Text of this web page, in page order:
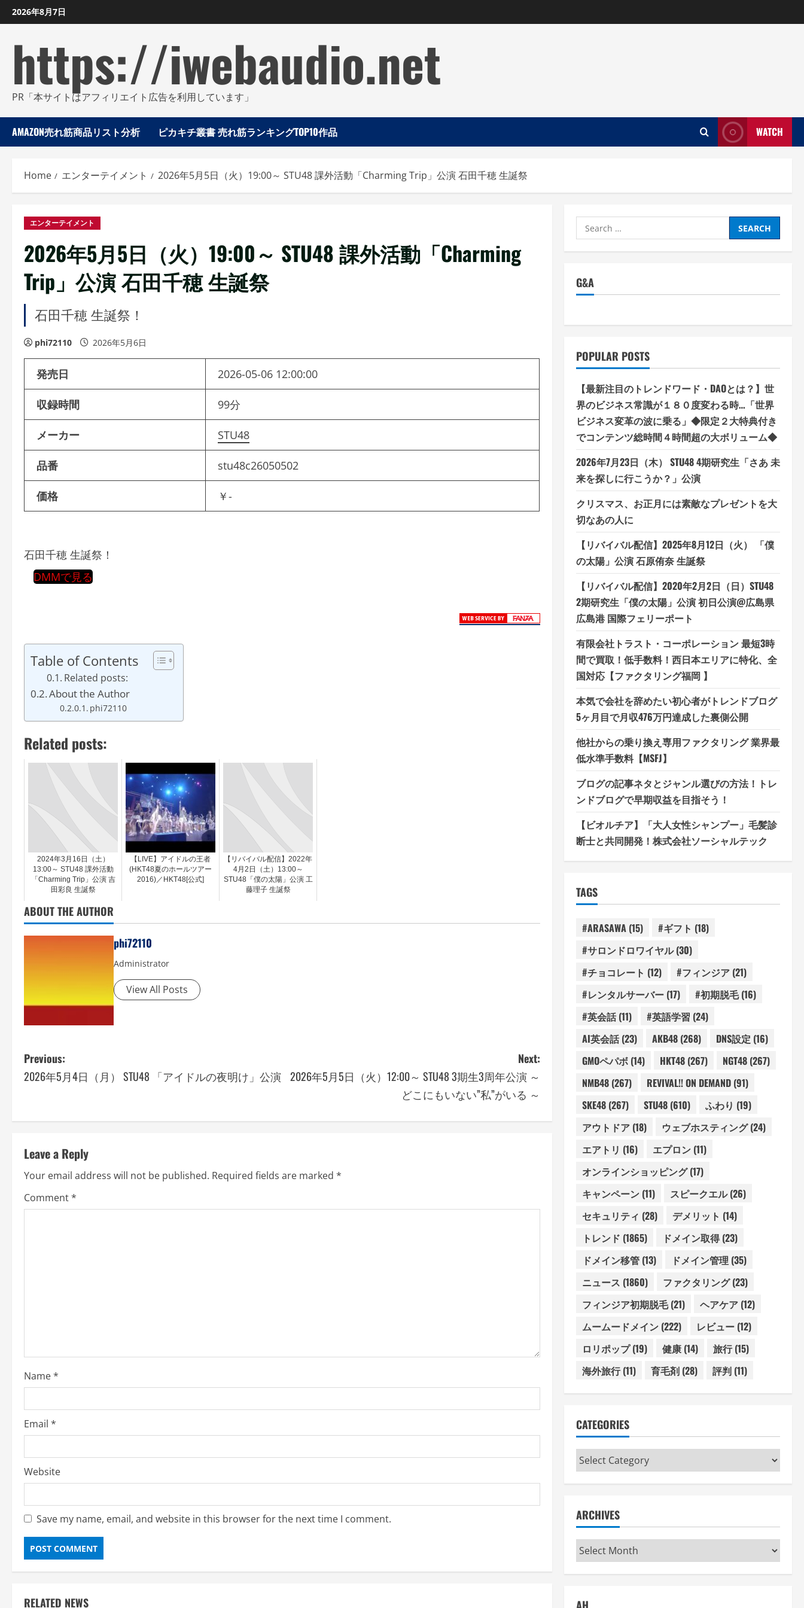
Skip
to
2026年8月7日
https://iwebaudio.net
PR「本サイトはアフィリエイト広告を利用しています」
AMAZON売れ筋商品リスト分析 ピカキチ叢書 売れ筋ランキングTOP10作品 WATCH
Home エンターテイメント 2026年5月5日（火）19:00～ STU48 課外活動「Charming Trip」公演 石田千穂 生誕祭
エンターテイメント
2026年5月5日（火）19:00～ STU48 課外活動「Charming
Trip」公演 石田千穂 生誕祭
石田千穂 生誕祭！
phi72110 2026年5月6日
発売日 2026-05-06 12:00:00
収録時間 99分
メーカー STU48
品番 stu48c26050502
価格 ￥-
石田千穂 生誕祭！
DMMで見る
Table of Contents
Related posts:
About the Author
phi72110
Related posts:
2024年3月16日（土）
13:00～ STU48 課外活動
「Charming Trip」公演 吉
田彩良 生誕祭
【LIVE】アイドルの王者
(HKT48夏のホールツアー
2016)／HKT48[公式]
【リバイバル配信】2022年
4月2日（土）13:00～
STU48「僕の太陽」公演 工
藤理子 生誕祭
ABOUT THE AUTHOR
phi72110
Administrator
View All Posts
P
o
n
a
v
o
n
Previous:
2026年5月4日（月） STU48 「アイドルの夜明け」公演
Next:
2026年5月5日（火）12:00～ STU48 3期生3周年公演 ～
どこにもいない”私”がいる ～
Leave a Reply
Your email address will not be published. Required fields are marked *
Comment*
Name*
Email *
Website
Save my name, email, and website in this browser for the next time I comment.
RELATED NEWS
Search
for:
G&A
POPULAR POSTS
【最新注目のトレンドワード・DAOとは？】世
界のビジネス常識が１８０度変わる時…「世界
ビジネス変革の波に乗る」◆限定２大特典付き
でコンテンツ総時間４時間超の大ボリューム◆
2026年7月23日（木） STU48 4期研究生「さあ 未
来を探しに行こうか？」公演
クリスマス、お正月には素敵なプレゼントを大
切なあの人に
【リバイバル配信】2025年8月12日（火） 「僕
の太陽」公演 石原侑奈 生誕祭
【リバイバル配信】2020年2月2日（日）STU48
2期研究生「僕の太陽」公演 初日公演@広島県
広島港 国際フェリーポート
有限会社トラスト・コーポレーション 最短3時
間で買取！低手数料！西日本エリアに特化、全
国対応【ファクタリング福岡 】
本気で会社を辞めたい初心者がトレンドブログ
5ヶ月目で月収476万円達成した裏側公開
他社からの乗り換え専用ファクタリング 業界最
低水準手数料【MSFJ】
ブログの記事ネタとジャンル選びの方法！トレ
ンドブログで早期収益を目指そう！
【ビオルチア】「大人女性シャンプー」毛髪診
断士と共同開発！株式会社ソーシャルテック
TAGS
#ARASAWA(15) #ギフト (18)
#サロンドロワイヤル(30)
#チョコレート (12) #フィンジア(21)
#レンタルサーバー(17) #初期脱毛(16)
#英会話(11) #英語学習 (24)
AI英会話(23) AKB48(268) DNS設定 (16)
GMOペパボ(14) HKT48(267) NGT48(267)
NMB48(267) REVIVAL!! ON DEMAND(91)
SKE48(267) STU48(610) ふわり (19)
アウトドア(18) ウェブホスティング(24)
エアトリ (16) エプロン(11)
オンラインショッピング(17)
キャンペーン(11) スピークエル(26)
セキュリティ (28) デメリット (14)
トレンド (1865) ドメイン取得(23)
ドメイン移管(13) ドメイン管理 (35)
ニュース (1860) ファクタリング(23)
フィンジア初期脱毛(21) ヘアケア(12)
ムームードメイン(222) レビュー(12)
ロリポップ(19) 健康(14) 旅行(15)
海外旅行(11) 育毛剤(28) 評判(11)
CATEGORIES
Categories
ARCHIVES
Archives